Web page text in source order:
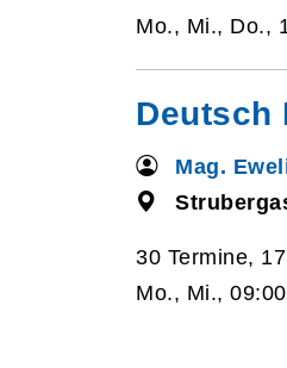
Mo., Mi., Do.,
Deutsch
Mag.
30 Termine,
Mo., Mi.,